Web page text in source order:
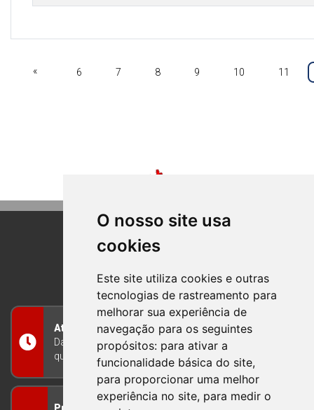
O nosso site usa
cookies
Este site utiliza cookies e outras
tecnologias de rastreamento para
melhorar sua experiência de
navegação para os seguintes
propósitos: para ativar a
funcionalidade básica do site,
para proporcionar uma melhor
experiência no site, para medir o
« 6 7 8 9 10 11
BOM PRINCIPIO
RIO GRANDE DO SUL
Atendimento
Das 8h às 12h e das 13h às 17h30, de segunda a
quinta-feira, e nas sextas-feiras das 7h às 13h